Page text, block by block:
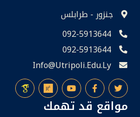
جنزور - طرابلس
092-5913644
092-5913644
Info@utripoli.edu.ly
مواقع قد تهمك